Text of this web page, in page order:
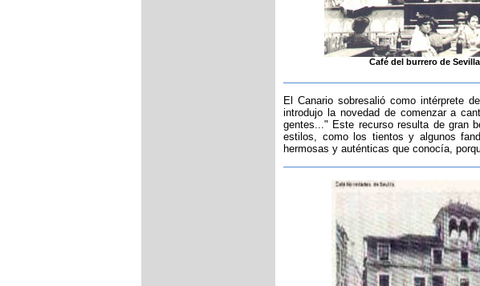
Café del burrero de Sevilla
El Canario sobresalió como intérprete
introdujo la novedad de comenzar a
gentes..." Este recurso resulta de gran
estilos, como los tientos y algunos
hermosas y auténticas que conocía,